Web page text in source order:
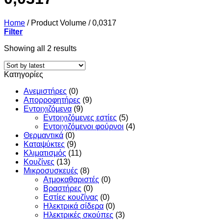
Home /Product Volume /0,0317
Filter
Showing all 2 resultsSorted
latest
Κατηγορίες
Ανεμιστήρες (0)
Απορροφητήρες (9)
Εντoιχιζόμενα (9)
Εντοιχιζόμενες εστίες (5)
Εντοιχιζόμενοι φούρνοι (4)
Θερμαντικά (0)
Καταψύκτες (9)
Κλιματισμός (11)
Κουζίνες (13)
Μικροσυσκευές (8)
Ατμοκαθαριστές (0)
Βραστήρες (0)
Εστίες κουζίνας (0)
Ηλεκτρικά σίδερα (0)
Ηλεκτρικές σκούπες (3)